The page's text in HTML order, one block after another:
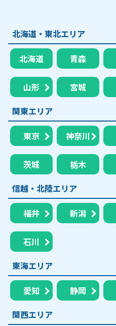
北海道・東北エリア
北海道 青森
山形 宮城
関東エリア
東京 神奈川
茨城 栃木
信越・北陸エリア
福井 新潟
石川
東海エリア
愛知 静岡
関西エリア